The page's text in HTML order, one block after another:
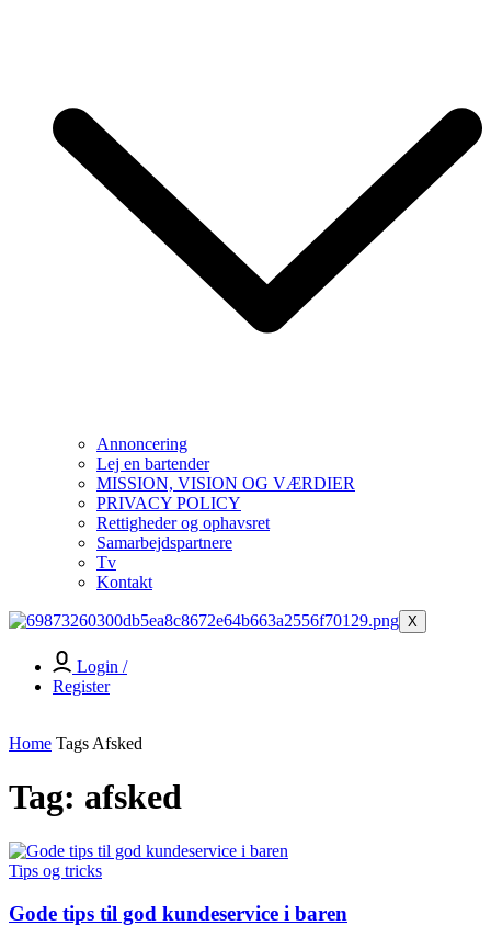
Annoncering
Lej en bartender
MISSION, VISION OG VÆRDIER
PRIVACY POLICY
Rettigheder og ophavsret
Samarbejdspartnere
Tv
Kontakt
X
Login /
Register
Home Tags Afsked
Tag: afsked
Tips og tricks
Gode tips til god kundeservice i baren